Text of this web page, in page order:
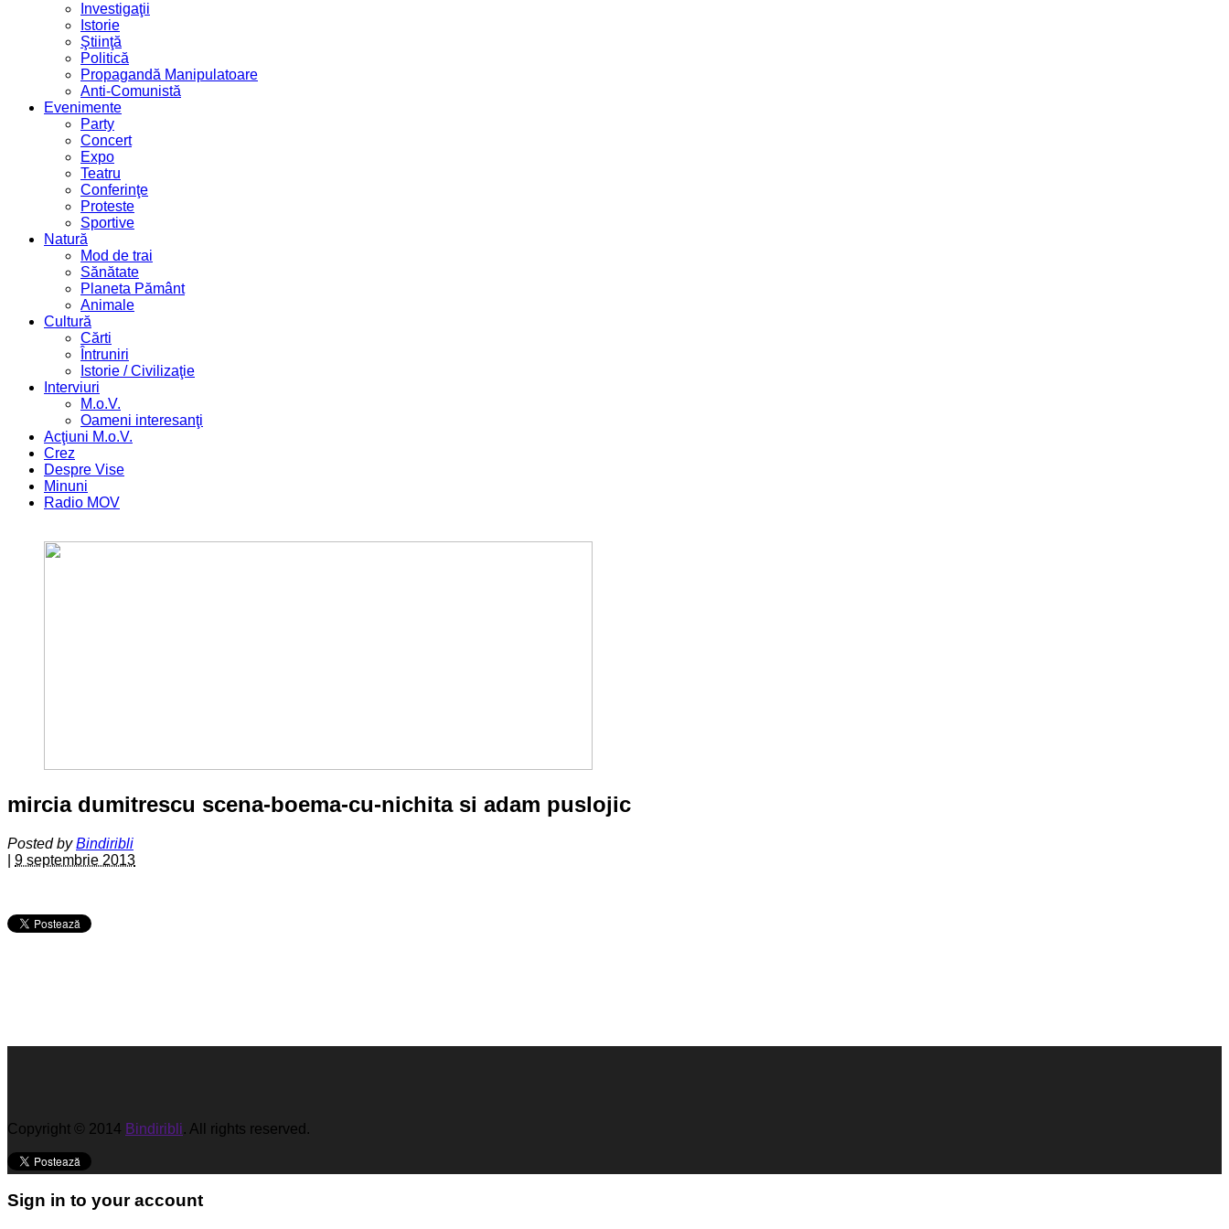
Investigaţii
Istorie
Ştiinţă
Politică
Propagandă Manipulatoare
Anti-Comunistă
Evenimente
Party
Concert
Expo
Teatru
Conferinţe
Proteste
Sportive
Natură
Mod de trai
Sănătate
Planeta Pământ
Animale
Cultură
Cărti
Întruniri
Istorie / Civilizaţie
Interviuri
M.o.V.
Oameni interesanţi
Acţiuni M.o.V.
Crez
Despre Vise
Minuni
Radio MOV
mircia dumitrescu scena-boema-cu-nichita si adam puslojic
Posted byBindiribli
9 septembrie 2013
Copyright © 2014 Bindiribli. All rights reserved.
Sign in to your account